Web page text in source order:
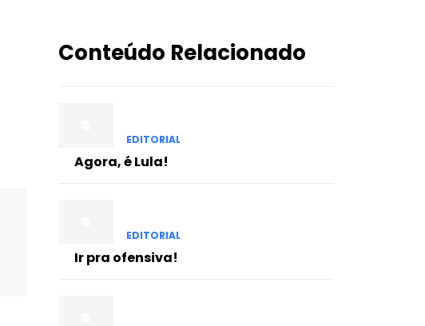
Conteúdo Relacionado
EDITORIAL
Agora, é Lula!
EDITORIAL
Ir pra ofensiva!